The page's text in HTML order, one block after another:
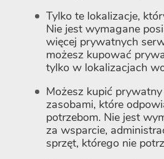
Tylko te lokalizacje,
Nie jest wymagane
więcej prywatnych
możesz kupować
tylko w lokalizacjach
Możesz kupić
zasobami, które
potrzebom. Nie jest
za wsparcie,
sprzęt, którego nie